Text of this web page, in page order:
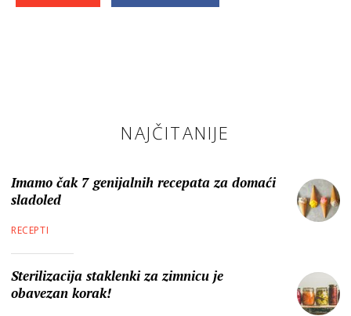
NAJČITANIJE
Imamo čak 7 genijalnih recepata za domaći
sladoled
RECEPTI
Sterilizacija staklenki za zimnicu je
obavezan korak!